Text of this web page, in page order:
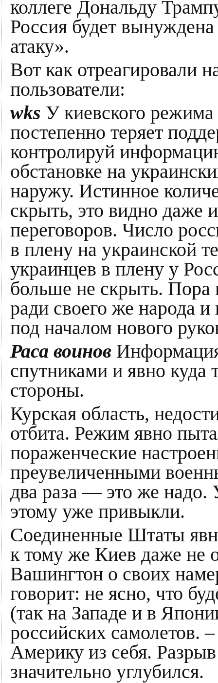
коллеге Дональду
Россия будет
атаку».
Вот как отреагировали
пользователи:
wks У киевского
постепенно теряет
контролируй
обстановке на
наружу. Истинное
скрыть, это видно даже
переговоров. Число
в плену на украинской
украинцев в плену у
больше не скрыть. Пора
ради своего же народа и
под началом нового
Раса воинов
спутниками и явно куда
стороны.
Курская область,
отбита. Режим явно
пораженческие
преувеличенными
два раза — это же надо.
этому уже привыкли.
Соединенные Штаты
к тому же Киев даже не
Вашингтон о своих
говорит: не ясно, что
(так на Западе и в
российских самолетов.
Америку из себя.
значительно углубился.